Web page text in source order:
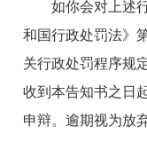
如你会对上述
和国行政处罚法》
关行政处罚程序规
收到本告知书之日
申辩。逾期视为放